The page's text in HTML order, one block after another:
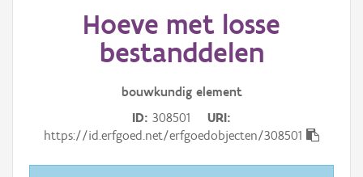
Aanduidingsobject
Gebeurtenis
Hoeve met losse
bestanddelen
bouwkundig element
ID 308501
URI
https://id.erfgoed.net/erfgoedobjecten/308501